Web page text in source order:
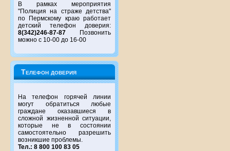
В рамках мероприятия
"Полиция на страже детства"
по Пермскому краю работает
детский телефон доверия:
8(342)246-87-87 Позвонить
можно с 10-00 до 16-00
Телефон доверия
На телефон горячей линии
могут обратиться любые
граждане оказавшиеся в
сложной жизненной ситуации,
которые не в состоянии
самостоятельно разрешить
возникшие проблемы.
Тел.: 8 800 100 83 05